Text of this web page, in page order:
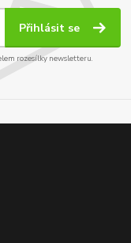
Přihlásit se
rozesílky newsletteru.